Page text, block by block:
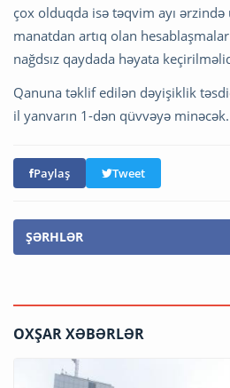
çox olduqda isə təqvim ayı
manatdan artıq olan
nağdsız qaydada həyata
Qanuna təklif edilən dəyişiklik
il yanvarın 1-dən qüvvəyə minəcək.
Paylaş Tweet
ŞƏRHLƏR
OXŞAR XƏBƏRLƏR